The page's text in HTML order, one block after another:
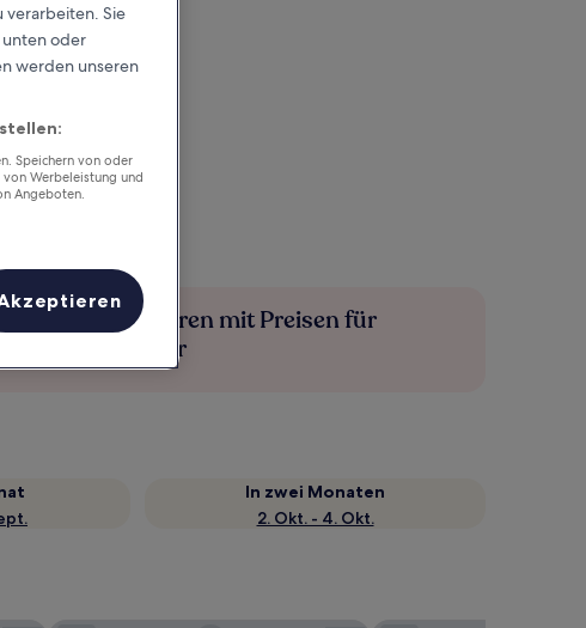
Mehr sparen mit Preisen für
Mitglieder
In zwei Monaten
2. Okt. - 4. Okt.
verarbeiten. Sie
unten oder
werden unseren
Speichern von oder
Werbeleistung und
Angeboten.